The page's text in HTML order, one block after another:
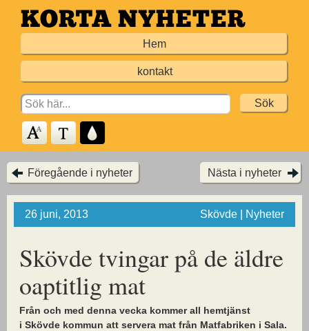
Hoppa
till
Hem
kontakt
Search
for:
Föregående i nyheter Nästa i nyheter
26 juni, 2013 Skövde | Nyheter
Skövde tvingar på de äldre
oaptitlig mat
Från och med denna vecka kommer all hemtjänst
i Skövde kommun att servera mat från Matfabriken i Sala.